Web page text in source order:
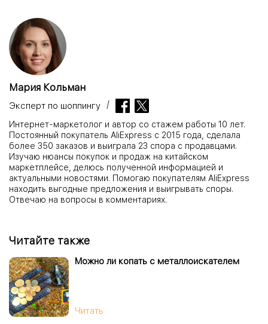
Мария Кольман
Эксперт по шоппингу
Интернет-маркетолог и автор со стажем работы 10 лет.
Постоянный покупатель AliExpress с 2015 года, сделала
более 350 заказов и выиграла 23 спора с продавцами.
Изучаю нюансы покупок и продаж на китайском
маркетплейсе, делюсь полученной информацией и
актуальными новостями. Помогаю покупателям AliExpress
находить выгодные предложения и выигрывать споры.
Отвечаю на вопросы в комментариях.
Читайте также
Можно ли копать с металлоискателем
Читать